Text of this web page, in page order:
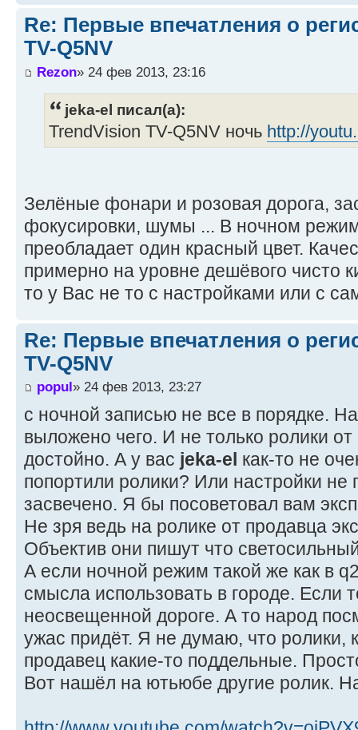
Re: Первые впечатления о
TV-Q5NV
Rezon» 24 фев 2013, 23:16
jeka-el писал(а):
TrendVision TV-Q5NV ночь http://
Зелёные фонари и розовая дорога,
фокусировки, шумы ... В ночном
преобладает один красный цвет.
примерно на уровне дешёвого чисто
то у Вас не то с настройками или с
Re: Первые впечатления о
TV-Q5NV
popul» 24 фев 2013, 23:27
с ночной записью не все в порядке.
выложено чего. И не только ролики
достойно. А у вас jeka-el как-то не
попортили ролики? Или настройки не
засвечено. Я бы посоветовал вам
Не зря ведь на ролике от продавца
Объектив они пишут что
А если ночной режим такой же как в
смысла использовать в городе. Если
неосвещенной дороге. А то народ
ужас придёт. Я не думаю, что ролики,
продавец какие-то поддельные.
Вот нашёл на ютьюбе другие ролик.